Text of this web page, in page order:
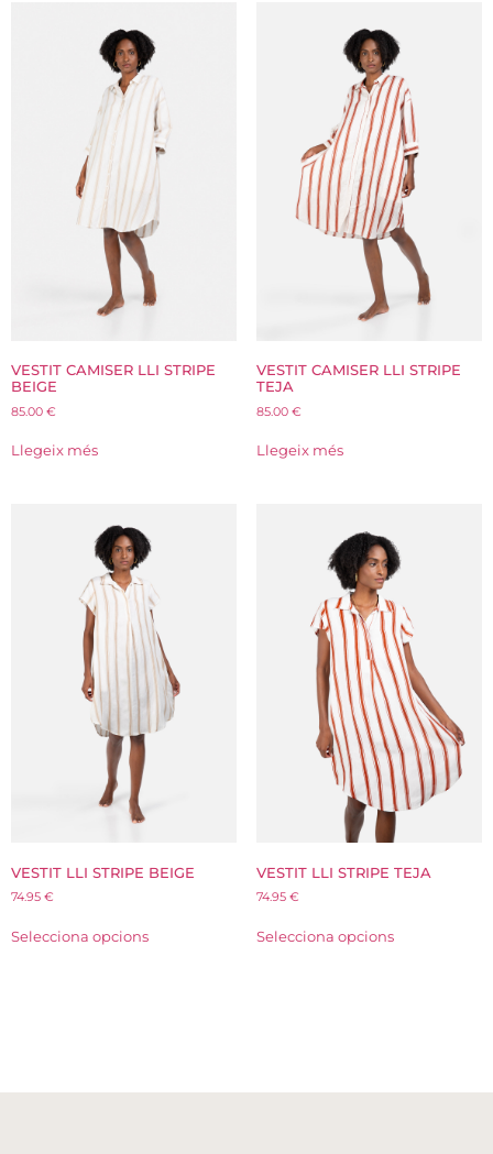
VESTIT CAMISER LLI STRIPE
BEIGE
85.00 €
Llegeix més
VESTIT CAMISER LLI STRIPE
TEJA
85.00 €
Llegeix més
VESTIT LLI STRIPE BEIGE
74.95 €
Selecciona opcions
VESTIT LLI STRIPE TEJA
74.95 €
Selecciona opcions